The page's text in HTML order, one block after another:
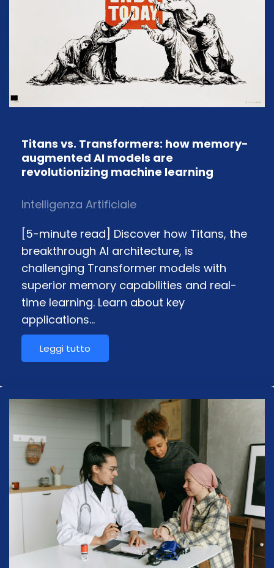
Titans vs. Transformers: how memory-
augmented AI models are
revolutionizing machine learning
Intelligenza Artificiale
[5-minute read] Discover how Titans, the
breakthrough AI architecture, is
challenging Transformer models with
superior memory capabilities and real-
time learning. Learn about key
applications…
Leggi tutto